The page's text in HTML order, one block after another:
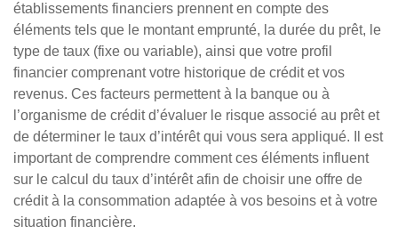
établissements financiers prennent en compte des
éléments tels que le montant emprunté, la durée du prêt, le
type de taux (fixe ou variable), ainsi que votre profil
financier comprenant votre historique de crédit et vos
revenus. Ces facteurs permettent à la banque ou à
l’organisme de crédit d’évaluer le risque associé au prêt et
de déterminer le taux d’intérêt qui vous sera appliqué. Il est
important de comprendre comment ces éléments influent
sur le calcul du taux d’intérêt afin de choisir une offre de
crédit à la consommation adaptée à vos besoins et à votre
situation financière.